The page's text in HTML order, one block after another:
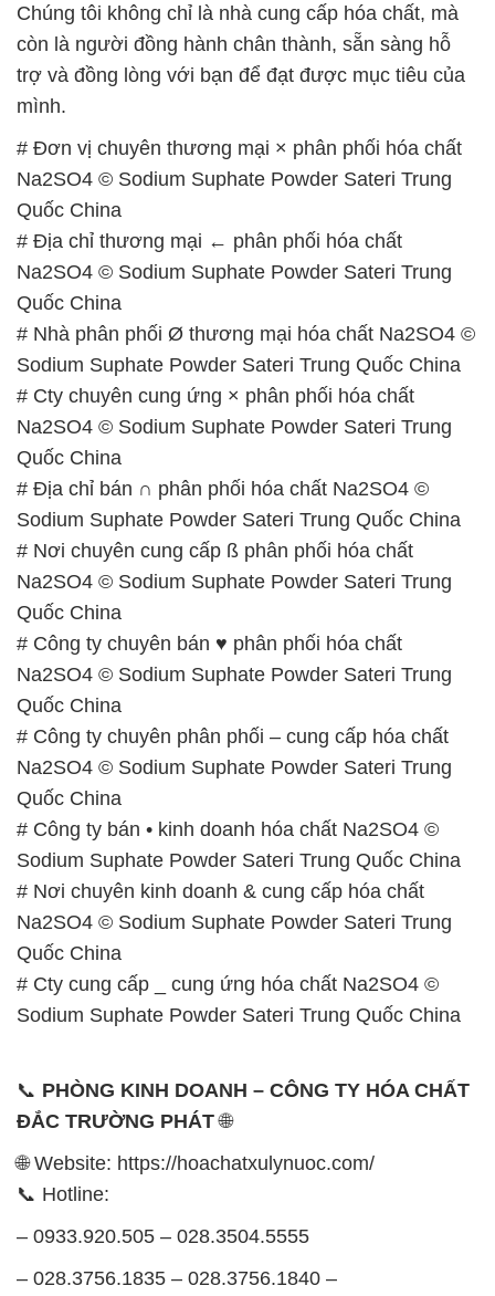
Chúng tôi không chỉ là nhà cung cấp hóa chất, mà
còn là người đồng hành chân thành, sẵn sàng hỗ
trợ và đồng lòng với bạn để đạt được mục tiêu của
mình.
# Đơn vị chuyên thương mại × phân phối hóa chất
Na2SO4 © Sodium Suphate Powder Sateri Trung
Quốc China
# Địa chỉ thương mại ← phân phối hóa chất
Na2SO4 © Sodium Suphate Powder Sateri Trung
Quốc China
# Nhà phân phối Ø thương mại hóa chất Na2SO4 ©
Sodium Suphate Powder Sateri Trung Quốc China
# Cty chuyên cung ứng × phân phối hóa chất
Na2SO4 © Sodium Suphate Powder Sateri Trung
Quốc China
# Địa chỉ bán ∩ phân phối hóa chất Na2SO4 ©
Sodium Suphate Powder Sateri Trung Quốc China
# Nơi chuyên cung cấp ß phân phối hóa chất
Na2SO4 © Sodium Suphate Powder Sateri Trung
Quốc China
# Công ty chuyên bán ♥ phân phối hóa chất
Na2SO4 © Sodium Suphate Powder Sateri Trung
Quốc China
# Công ty chuyên phân phối – cung cấp hóa chất
Na2SO4 © Sodium Suphate Powder Sateri Trung
Quốc China
# Công ty bán • kinh doanh hóa chất Na2SO4 ©
Sodium Suphate Powder Sateri Trung Quốc China
# Nơi chuyên kinh doanh & cung cấp hóa chất
Na2SO4 © Sodium Suphate Powder Sateri Trung
Quốc China
# Cty cung cấp _ cung ứng hóa chất Na2SO4 ©
Sodium Suphate Powder Sateri Trung Quốc China
📞 PHÒNG KINH DOANH – CÔNG TY HÓA CHẤT
ĐẮC TRƯỜNG PHÁT🌐
🌐 Website: https://hoachatxulynuoc.com/
📞 Hotline:
– 0933.920.505 – 028.3504.5555
– 028.3756.1835 – 028.3756.1840 –